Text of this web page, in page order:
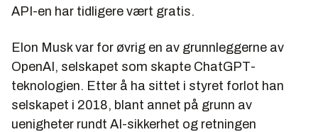
API-en har tidligere vært gratis.
Elon Musk var for øvrig en av grunnleggerne av
OpenAI, selskapet som skapte ChatGPT-
teknologien. Etter å ha sittet i styret forlot han
selskapet i 2018, blant annet på grunn av
uenigheter rundt AI-sikkerhet og retningen